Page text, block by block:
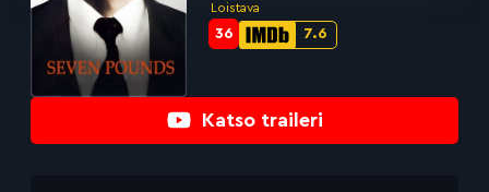
Katso traileri
Loistava
IMDb-
7.6
Metascore-
36